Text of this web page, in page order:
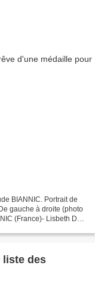
BIANNIC. Portrait de
gauche à droite (photo
(France)- Lisbeth De
liste des